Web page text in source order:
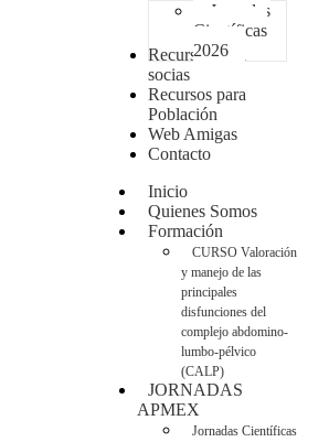
Jornadas
Científicas
2026
Recursos para
socias
Recursos para
Población
Web Amigas
Contacto
Inicio
Quienes Somos
Formación
CURSO Valoración
y manejo de las
principales
disfunciones del
complejo abdomino-
lumbo-pélvico
(CALP)
JORNADAS
APMEX
Jornadas Científicas